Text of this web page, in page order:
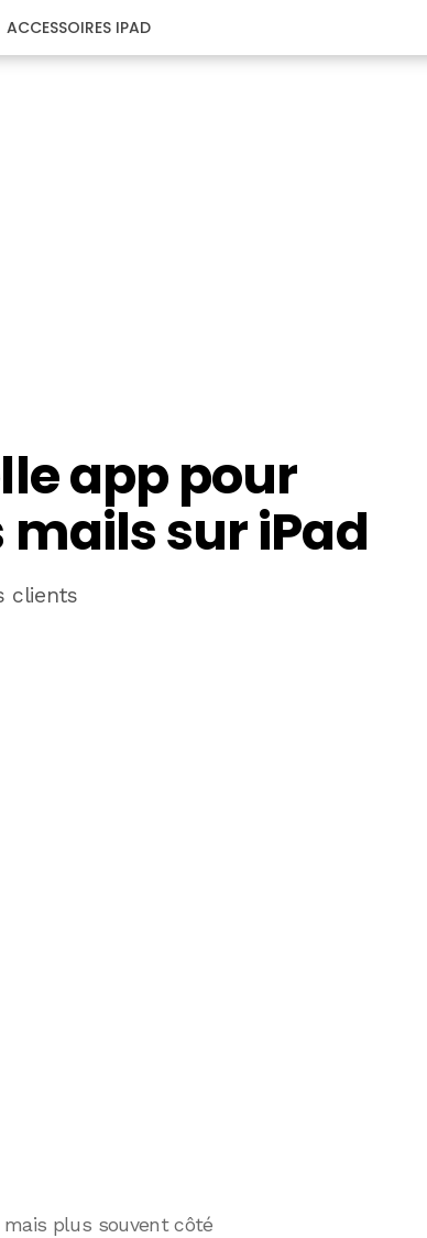
ACCESSOIRES IPAD
app pour
sur iPad
clients
mais plus souvent côté